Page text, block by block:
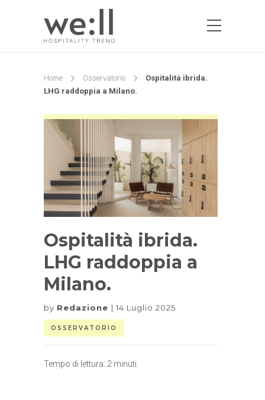
Home Osservatorio
Ospitalità ibrida.
LHG raddoppia a Milano.
Ospitalità ibrida.
LHG raddoppia a
Milano.
by Redazione 14 Luglio 2025
OSSERVATORIO
Tempo di lettura: 2 minuti.